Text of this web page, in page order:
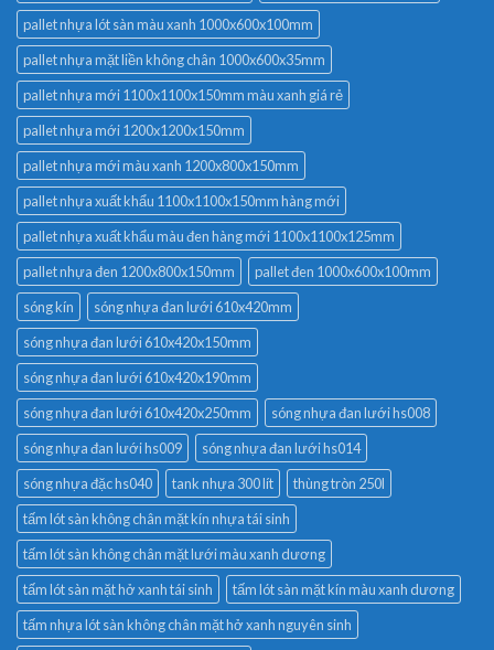
pallet nhựa lót sàn màu xanh 1000x600x100mm
pallet nhựa mặt liền không chân 1000x600x35mm
pallet nhựa mới 1100x1100x150mm màu xanh giá rẻ
pallet nhựa mới 1200x1200x150mm
pallet nhựa mới màu xanh 1200x800x150mm
pallet nhựa xuất khẩu 1100x1100x150mm hàng mới
pallet nhựa xuất khẩu màu đen hàng mới 1100x1100x125mm
pallet nhựa đen 1200x800x150mm
pallet đen 1000x600x100mm
sóng kín
sóng nhựa đan lưới 610x420mm
sóng nhựa đan lưới 610x420x150mm
sóng nhựa đan lưới 610x420x190mm
sóng nhựa đan lưới 610x420x250mm
sóng nhựa đan lưới hs008
sóng nhựa đan lưới hs009
sóng nhựa đan lưới hs014
sóng nhựa đặc hs040
tank nhựa 300 lít
thùng tròn 250l
tấm lót sàn không chân mặt kín nhựa tái sinh
tấm lót sàn không chân mặt lưới màu xanh dương
tấm lót sàn mặt hở xanh tái sinh
tấm lót sàn mặt kín màu xanh dương
tấm nhựa lót sàn không chân mặt hở xanh nguyên sinh